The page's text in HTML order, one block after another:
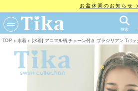
お盆休業のお知らせ
検索
TOP 水着 [水着] アニマル柄 チェーン付き ブラジリアン Tバ